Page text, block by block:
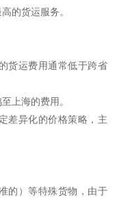
的货运服务。
货运费用通常低于跨省
上海的费用。
差异化的价格策略，主
的）等特殊货物，由于